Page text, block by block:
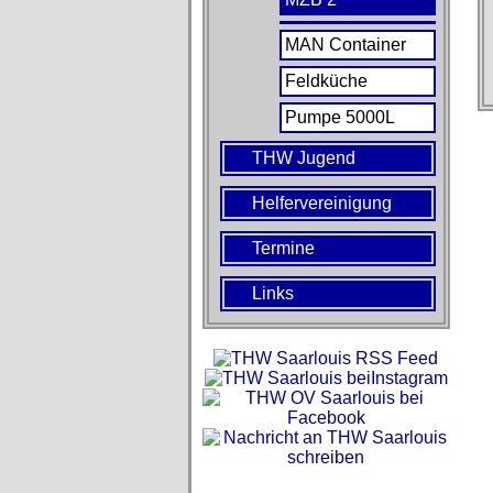
MAN Container
Feldküche
Pumpe 5000L
THW Jugend
Helfervereinigung
Termine
Links